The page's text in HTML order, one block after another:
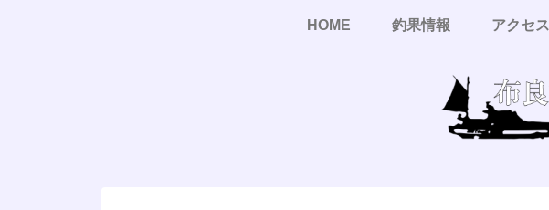
HOME 釣果情報 アクセス